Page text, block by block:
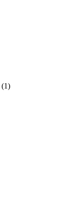
(1)